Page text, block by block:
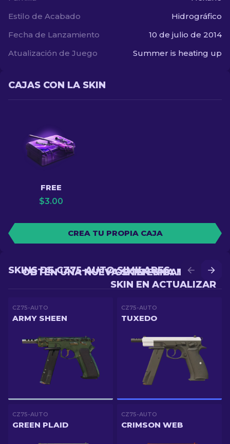
Estilo de Acabado
Hidrográfico
Fecha de Lanzamiento
10 de julio de 2014
Atualización de Juego
Summer is heating up
CAJAS CON LA SKIN
FREE
$3.00
CREA TU PROPIA CAJA
OBTÉN UNA MEJOR
SKIN EN ACTUALIZAR
OBTÉN UNA NUEVA SKIN EN BATALLA
SKINS DE CZ75-AUTO SIMILARES
CZ75-AUTO
ARMY SHEEN
CZ75-AUTO
TUXEDO
CZ75-AUTO
GREEN PLAID
CZ75-AUTO
CRIMSON WEB